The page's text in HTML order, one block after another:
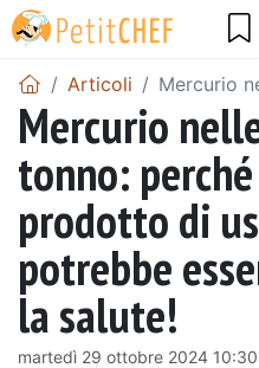
Articoli Mercurio
Mercurio
tonno:
prodotto di
potrebbe
la salute!
martedì 29 ottobre 2024